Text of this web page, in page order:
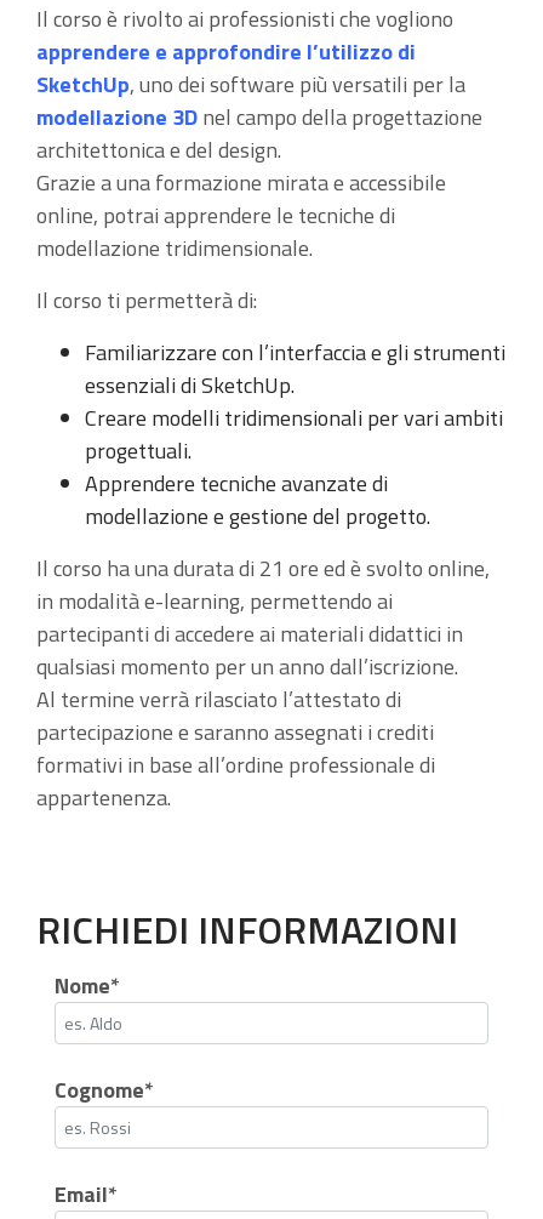
Il corso è rivolto ai professionisti che vogliono
apprendere e approfondire l’utilizzo di
SketchUp, uno dei software più versatili per la
modellazione 3Dnel campo della progettazione
architettonica e del design.
Grazie a una formazione mirata e accessibile
online, potrai apprendere le tecniche di
modellazione tridimensionale.
Il corso ti permetterà di:
Familiarizzare con l’interfaccia e gli strumenti
essenziali di SketchUp.
Creare modelli tridimensionali per vari ambiti
progettuali.
Apprendere tecniche avanzate di
modellazione e gestione del progetto.
Il corso ha una durata di 21 ore ed è svolto online,
in modalità e-learning, permettendo ai
partecipanti di accedere ai materiali didattici in
qualsiasi momento per un anno dall’iscrizione.
Al termine verrà rilasciato l’attestato di
partecipazione e saranno assegnati i crediti
formativi in base all’ordine professionale di
appartenenza.
RICHIEDI INFORMAZIONI
Nome*
Cognome*
Email*